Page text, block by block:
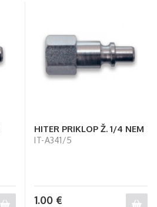
HITER PRIKLOP Ž. 1/4 NEM
IT-A341/5
1.00 €